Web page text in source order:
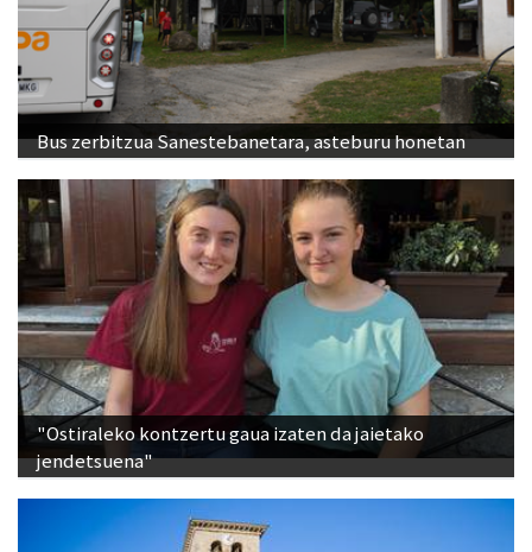
Bus zerbitzua Sanestebanetara, asteburu honetan
"Ostiraleko kontzertu gaua izaten da jaietako
jendetsuena"